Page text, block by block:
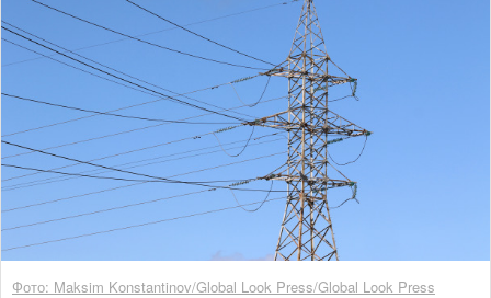
Фото: Maksim Konstantinov/Global Look Press/Global Look Press